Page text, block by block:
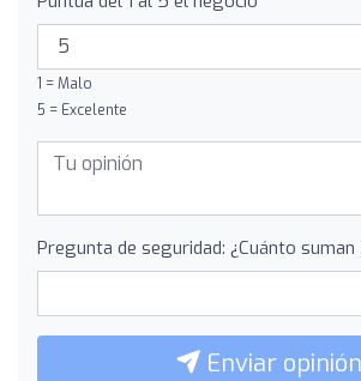
1 = Malo
5 = Excelente
Pregunta de seguridad: ¿Cuánto suman
Enviar opinión